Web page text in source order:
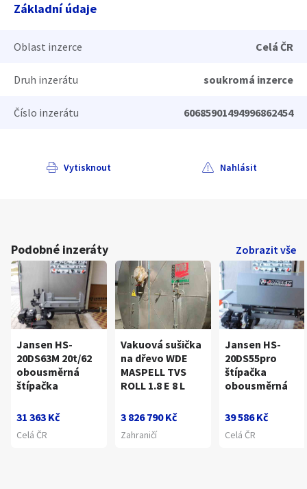
Základní údaje
Oblast inzerce Celá ČR
Druh inzerátu soukromá inzerce
Číslo inzerátu 60685901494996862454
Vytisknout Nahlásit
Podobné inzeráty Zobrazit vše
Jansen HS-
20DS63M 20t/62
obousměrná
štípačka
31 363 Kč
Celá ČR
Vakuová sušička
na dřevo WDE
MASPELL TVS
ROLL 1.8 E 8 L
3 826 790 Kč
Zahraničí
Jansen HS-
20DS55pro
štípačka
obousměrná
39 586 Kč
Celá ČR